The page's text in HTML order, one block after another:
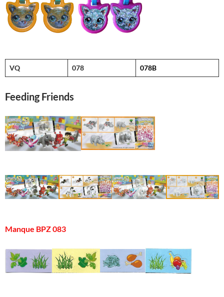
VQ 078 078B
Feeding Friends
Manque BPZ 083